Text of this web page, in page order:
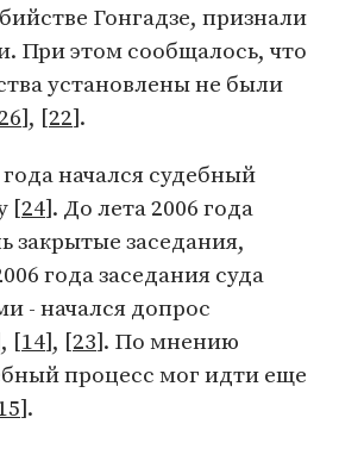
Гонгадзе, признали
При этом сообщалось, что
установлены не были
], [22].
года начался судебный
[24]. До лета 2006 года
закрытые заседания,
года заседания суда
- начался допрос
[14], [23]. По мнению
процесс мог идти еще
].